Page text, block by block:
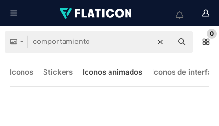
0
Iconos Stickers Iconos animados Iconos de interfaz